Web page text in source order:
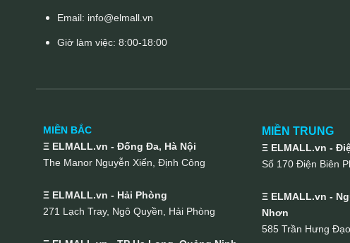
Email: info@elmall.vn
Giờ làm việc: 8:00-18:00
MIỀN BẮC
Ξ ELMALL.vn - Đống Đa, Hà Nội
The Manor Nguyễn Xiển, Định Công
Ξ ELMALL.vn - Hải Phòng
271 Lạch Tray, Ngô Quyền, Hải Phòng
MIỀN TRUNG
Ξ ELMALL.vn -
Số 170 Điện Biên
Ξ ELMALL.vn -
Nhơn
585 Trần Hưng